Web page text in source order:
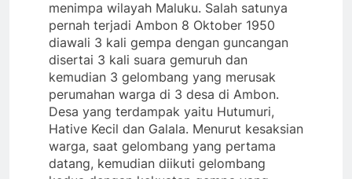
menimpa wilayah Maluku. Salah satunya
pernah terjadi Ambon 8 Oktober 1950
diawali 3 kali gempa dengan guncangan
disertai 3 kali suara gemuruh dan
kemudian 3 gelombang yang merusak
perumahan warga di 3 desa di Ambon.
Desa yang terdampak yaitu Hutumuri,
Hative Kecil dan Galala. Menurut kesaksian
warga, saat gelombang yang pertama
datang, kemudian diikuti gelombang